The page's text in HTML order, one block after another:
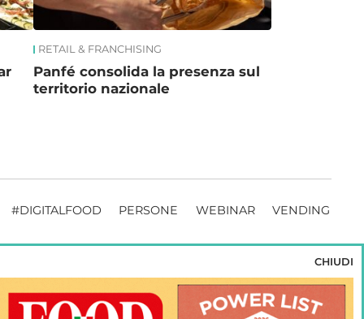
RETAIL & FRANCHISING
Panfé consolida la presenza sul
territorio nazionale
#DIGITALFOOD PERSONE WEBINAR VENDING
CHIUDI